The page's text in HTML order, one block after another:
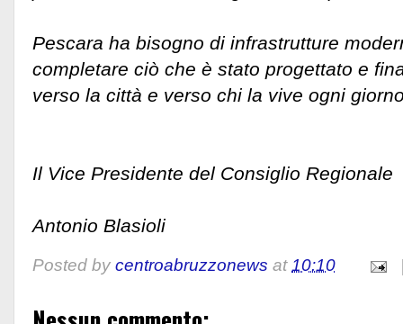
Pescara ha bisogno di infrastrutture
completare ciò che è stato progettato e
verso la città e verso chi la vive ogni
Il Vice Presidente del Consiglio Regionale
Antonio Blasioli
Posted by centroabruzzonews at10:10